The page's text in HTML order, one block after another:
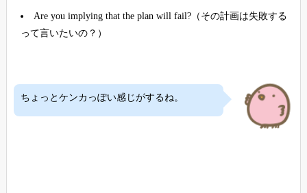
Are you implying that the plan will fail?（その計画は失敗する
って言いたいの？）
ちょっとケンカっぽい感じがするね。